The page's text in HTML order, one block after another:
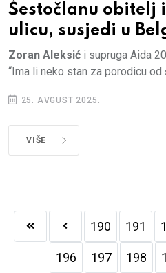
Šestočlanu obitelj
ulicu, susjedi u
Zoran Aleksić i supruga Aida
“Ima li neko stan za porodicu od
25. AVGUST 2025.
VIŠE
190 191
196 197 198